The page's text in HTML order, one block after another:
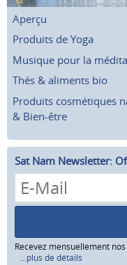
Aperçu
Produits de Yoga
Musique pour la
Thés & aliments bio
Produits cosmétiques
& Bien-être
Sat Nam Newsletter:
Recevez mensuellement
...plus de détails